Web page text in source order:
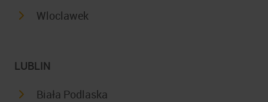
Wloclawek
LUBLIN
Biała Podlaska